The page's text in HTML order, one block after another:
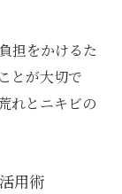
担をかけるた
とが大切で
れとニキビの
用術